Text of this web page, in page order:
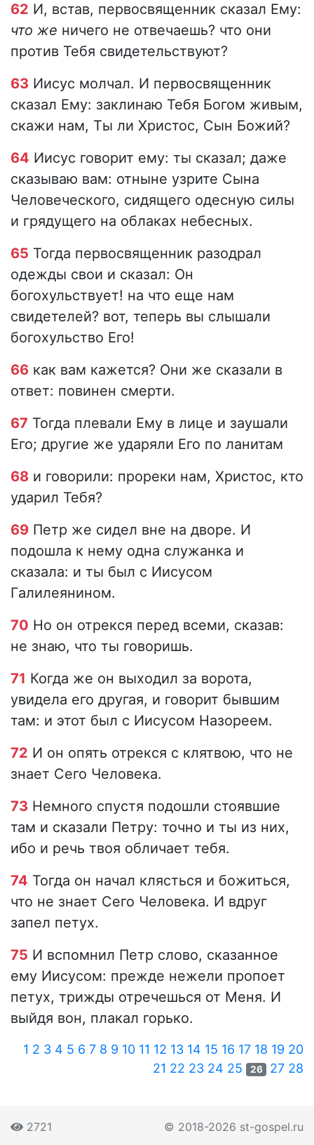
62 И, встав, первосвященник сказал Ему:
что же ничего не отвечаешь? что они
против Тебя свидетельствуют?
63 Иисус молчал. И первосвященник
сказал Ему: заклинаю Тебя Богом живым,
скажи нам, Ты ли Христос, Сын Божий?
64 Иисус говорит ему: ты сказал; даже
сказываю вам: отныне узрите Сына
Человеческого, сидящего одесную силы
и грядущего на облаках небесных.
65 Тогда первосвященник разодрал
одежды свои и сказал: Он
богохульствует! на что еще нам
свидетелей? вот, теперь вы слышали
богохульство Его!
66 как вам кажется? Они же сказали в
ответ: повинен смерти.
67 Тогда плевали Ему в лице и заушали
Его; другие же ударяли Его по ланитам
68 и говорили: прореки нам, Христос, кто
ударил Тебя?
69 Петр же сидел вне на дворе. И
подошла к нему одна служанка и
сказала: и ты был с Иисусом
Галилеянином.
70 Но он отрекся перед всеми, сказав:
не знаю, что ты говоришь.
71 Когда же он выходил за ворота,
увидела его другая, и говорит бывшим
там: и этот был с Иисусом Назореем.
72 И он опять отрекся с клятвою, что не
знает Сего Человека.
73 Немного спустя подошли стоявшие
там и сказали Петру: точно и ты из них,
ибо и речь твоя обличает тебя.
74 Тогда он начал клясться и божиться,
что не знает Сего Человека. И вдруг
запел петух.
75 И вспомнил Петр слово, сказанное
ему Иисусом: прежде нежели пропоет
петух, трижды отречешься от Меня. И
выйдя вон, плакал горько.
1 2 3 4 5 6 7 8 9 10 11 12 13 14 15 16 17 18 19 20
21 22 23 24 25 26 27 28
2721 © 2018-2026 st-gospel.ru